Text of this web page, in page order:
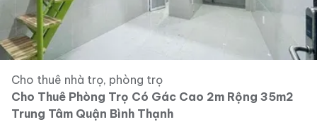
Cho thuê nhà trọ, phòng trọ
Cho Thuê Phòng Trọ Có Gác Cao 2m Rộng 35m2
Trung Tâm Quận Bình Thạnh